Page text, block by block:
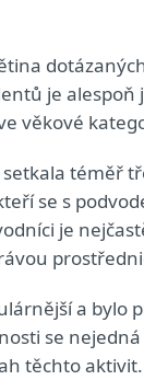
je
věkové
téměř
se s
je
a bylo
se
těchto